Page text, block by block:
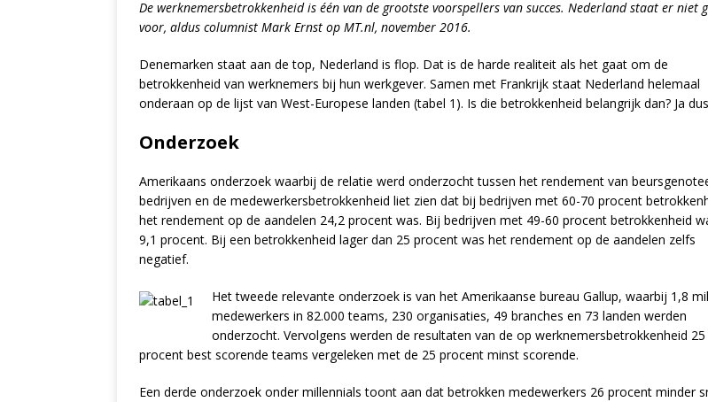
De werknemersbetrokkenheid is één van de grootste voorspellers van succes. Nederland staat er niet
voor, aldus columnist Mark Ernst op MT.nl, november 2016.
Denemarken staat aan de top, Nederland is flop. Dat is de harde realiteit als het gaat om de
betrokkenheid van werknemers bij hun werkgever. Samen met Frankrijk staat Nederland helemaal
onderaan op de lijst van West-Europese landen (tabel 1). Is die betrokkenheid belangrijk dan? Ja
Onderzoek
Amerikaans onderzoek waarbij de relatie werd onderzocht tussen het rendement van
bedrijven en de medewerkersbetrokkenheid liet zien dat bij bedrijven met 60-70 procent
het rendement op de aandelen 24,2 procent was. Bij bedrijven met 49-60 procent betrokkenheid
9,1 procent. Bij een betrokkenheid lager dan 25 procent was het rendement op de aandelen zelfs
negatief.
Het tweede relevante onderzoek is van het Amerikaanse bureau Gallup, waarbij 1,8
medewerkers in 82.000 teams, 230 organisaties, 49 branches en 73 landen werden
onderzocht. Vervolgens werden de resultaten van de op werknemersbetrokkenheid 25
procent best scorende teams vergeleken met de 25 procent minst scorende.
Een derde onderzoek onder millennials toont aan dat betrokken medewerkers 26 procent minder